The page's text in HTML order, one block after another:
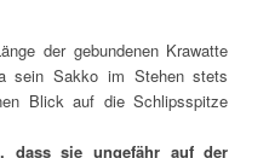
der gebundenen Krawatte
sein Sakko im Stehen stets
Blick auf die Schlipsspitze
dass sie ungefähr auf der